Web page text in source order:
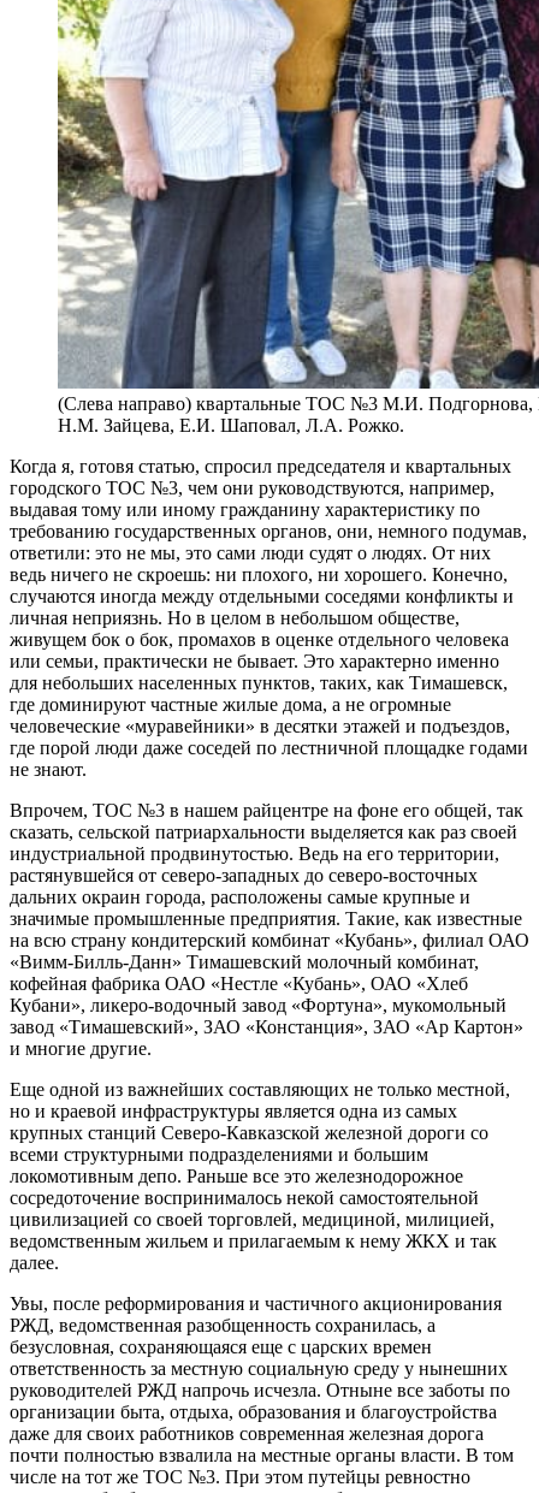
(Слева направо) квартальные ТОС №3 М.И.
Н.М. Зайцева, Е.И. Шаповал, Л.А. Рожко.
Когда я, готовя статью, спросил председателя и квартальных
городского ТОС №3, чем они руководствуются, например,
выдавая тому или иному гражданину характеристику по
требованию государственных органов, они, немного подумав,
ответили: это не мы, это сами люди судят о людях. От них
ведь ничего не скроешь: ни плохого, ни хорошего. Конечно,
случаются иногда между отдельными соседями конфликты и
личная неприязнь. Но в целом в небольшом обществе,
живущем бок о бок, промахов в оценке отдельного человека
или семьи, практически не бывает. Это характерно именно
для небольших населенных пунктов, таких, как Тимашевск,
где доминируют частные жилые дома, а не огромные
человеческие «муравейники» в десятки этажей и подъездов,
где порой люди даже соседей по лестничной площадке годами
не знают.
Впрочем, ТОС №3 в нашем райцентре на фоне его общей, так
сказать, сельской патриархальности выделяется как раз своей
индустриальной продвинутостью. Ведь на его территории,
растянувшейся от северо-западных до северо-восточных
дальних окраин города, расположены самые крупные и
значимые промышленные предприятия. Такие, как известные
на всю страну кондитерский комбинат «Кубань», филиал ОАО
«Вимм-Билль-Данн» Тимашевский молочный комбинат,
кофейная фабрика ОАО «Нестле «Кубань», ОАО «Хлеб
Кубани», ликеро-водочный завод «Фортуна», мукомольный
завод «Тимашевский», ЗАО «Констанция», ЗАО «Ар Картон»
и многие другие.
Еще одной из важнейших составляющих не только местной,
но и краевой инфраструктуры является одна из самых
крупных станций Северо-Кавказской железной дороги со
всеми структурными подразделениями и большим
локомотивным депо. Раньше все это железнодорожное
сосредоточение воспринималось некой самостоятельной
цивилизацией со своей торговлей, медициной, милицией,
ведомственным жильем и прилагаемым к нему ЖКХ и так
далее.
Увы, после реформирования и частичного акционирования
РЖД, ведомственная разобщенность сохранилась, а
безусловная, сохраняющаяся еще с царских времен
ответственность за местную социальную среду у нынешних
руководителей РЖД напрочь исчезла. Отныне все заботы по
организации быта, отдыха, образования и благоустройства
даже для своих работников современная железная дорога
почти полностью взвалила на местные органы власти. В том
числе на тот же ТОС №3. При этом путейцы ревностно